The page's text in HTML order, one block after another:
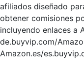
afiliados diseñado
obtener comisiones
incluyendo enlaces a
de.buyvip.com/
Amazon.es/